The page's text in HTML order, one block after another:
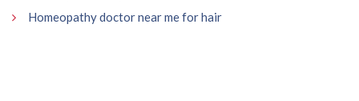
Homeopathy doctor near me for hair